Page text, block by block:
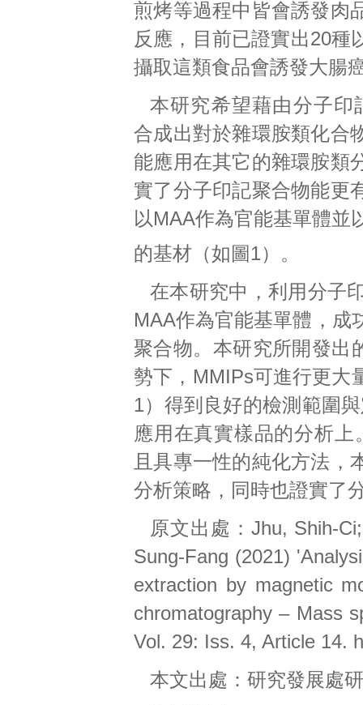
煎烤等過程中皆會誘發肉
反應，目前已證實出20種
攝取這類食品會誘發大腸
本研究希望藉由分子印
合成出對於雜環胺類化合
能應用在其它的雜環胺類
實了分子印記聚合物能更
以MAA作為官能基單體並
的基材（如圖1）。
在本研究中，利用分子
MAA作為官能基單體，成
聚合物。本研究所開發出
勢下，MMIPs可進行更大
1）得到良好的檢測範圍
應用在真實樣品的分析
且具專一性的純化方法，
分析策略，同時也證實了
原文出處：Jhu, Shih-
Sung-Fang (2021)
extraction by magnetic
chromatography – Mass
Vol. 29: Iss. 4, Article 14.
本文出處： 研究發展處